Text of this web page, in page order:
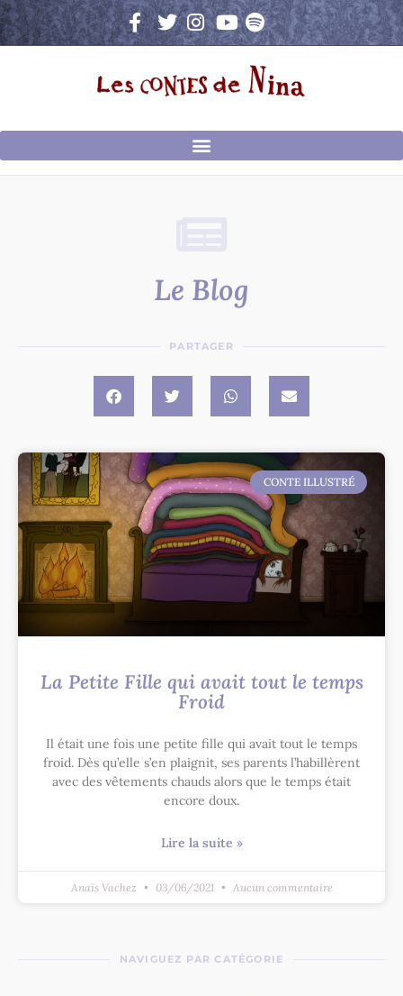
Aller
au
contenu
Le Blog
PARTAGER
CONTE ILLUSTRÉ
La Petite Fille qui avait tout le temps
Froid
Il était une fois une petite fille qui avait tout le temps
froid. Dès qu’elle s’en plaignit, ses parents l’habillèrent
avec des vêtements chauds alors que le temps était
encore doux.
Lire la suite »
Anaïs Vachez 03/06/2021 Aucun commentaire
NAVIGUEZ PAR CATÉGORIE